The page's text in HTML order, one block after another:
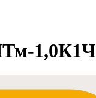
1,0К1Ч